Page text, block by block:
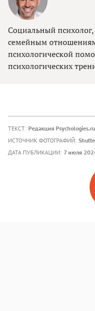
Социальный
семейным
психологической
психологических
ТЕКСТ: Редакция Psychologies.ru
ИСТОЧНИК ФОТОГРАФИЙ:
ДАТА ПУБЛИКАЦИИ: 7 июля